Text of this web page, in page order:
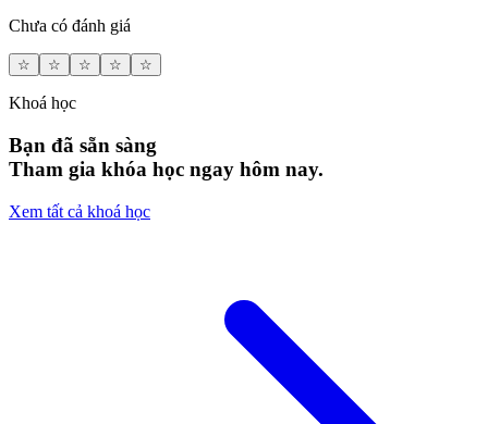
Chưa có đánh giá
☆ ☆ ☆ ☆ ☆
Khoá học
Bạn đã sẵn sàng
Tham gia khóa học ngay hôm nay.
Xem tất cả khoá học